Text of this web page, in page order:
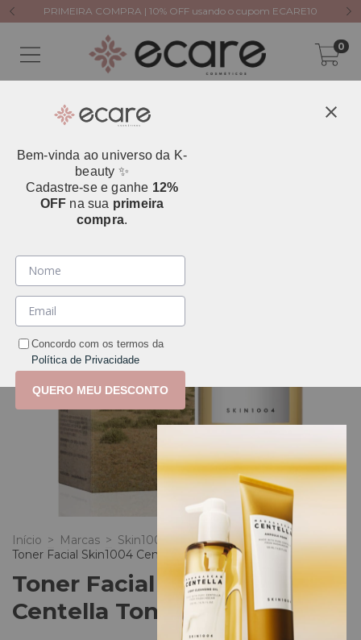
PRIMEIRA COMPRA | 10% OFF usando o cupom ECARE10
0
Início > Marcas > Skin1004 (Korea) >
Toner Facial Skin1004 Centella Toning Toner 210ml
Toner Facial Skin1004
Centella Toning Toner 210ml
Bem-vinda ao universo da K-
beauty ✨
Cadastre-se e ganhe 12%
OFF na sua primeira
compra.
Concordo com os termos da
Política de Privacidade
QUERO MEU DESCONTO